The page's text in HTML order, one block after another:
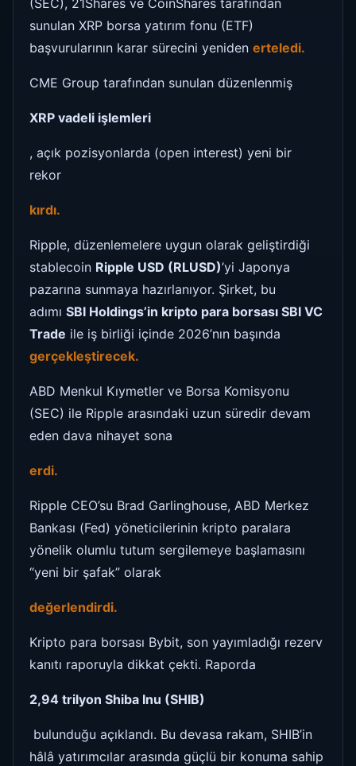
(SEC), 21Shares ve CoinShares tarafından
sunulan XRP borsa yatırım fonu (ETF)
başvurularının karar sürecini yeniden erteledi.
CME Group tarafından sunulan düzenlenmiş
XRP vadeli işlemleri
, açık pozisyonlarda (open interest) yeni bir
rekor
kırdı.
Ripple, düzenlemelere uygun olarak geliştirdiği
stablecoin Ripple USD (RLUSD)’yi Japonya
pazarına sunmaya hazırlanıyor. Şirket, bu
adımı SBI Holdings’in kripto para borsası SBI VC
Trade ile iş birliği içinde 2026’nın başında
gerçekleştirecek.
ABD Menkul Kıymetler ve Borsa Komisyonu
(SEC) ile Ripple arasındaki uzun süredir devam
eden dava nihayet sona
erdi.
Ripple CEO’su Brad Garlinghouse, ABD Merkez
Bankası (Fed) yöneticilerinin kripto paralara
yönelik olumlu tutum sergilemeye başlamasını
“yeni bir şafak” olarak
değerlendirdi.
Kripto para borsası Bybit, son yayımladığı rezerv
kanıtı raporuyla dikkat çekti. Raporda
2,94 trilyon Shiba Inu (SHIB)
bulunduğu açıklandı. Bu devasa rakam, SHIB’in
hâlâ yatırımcılar arasında güçlü bir konuma sahip